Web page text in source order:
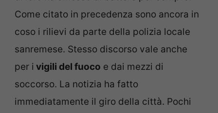
Come citato in precedenza sono ancora in
coso i rilievi da parte della polizia locale
sanremese. Stesso discorso vale anche
per i vigili del fuoco e dai mezzi di
soccorso. La notizia ha fatto
immediatamente il giro della città. Pochi